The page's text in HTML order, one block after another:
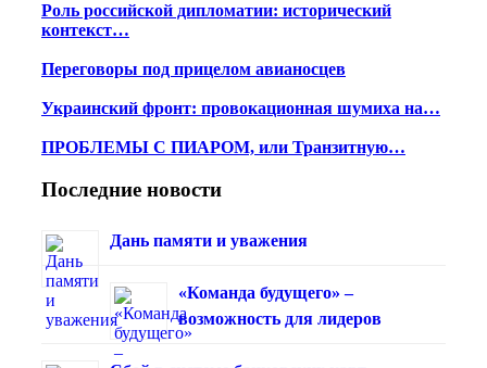
Роль российской дипломатии: исторический
контекст…
Переговоры под прицелом авианосцев
Украинский фронт: провокационная шумиха на…
ПРОБЛЕМЫ С ПИАРОМ, или Транзитную…
Последние новости
Дань памяти и уважения
«Команда будущего» –
возможность для лидеров